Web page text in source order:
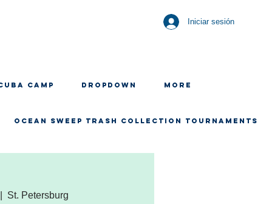
Iniciar sesión
CAMP Dropdown More
OCEAN SWEEP TRASH COLLECTION TOURNAMENTS
St. Petersburg